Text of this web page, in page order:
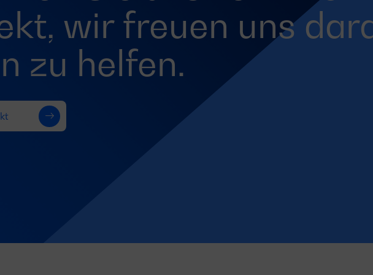
wir freuen uns
zu helfen.